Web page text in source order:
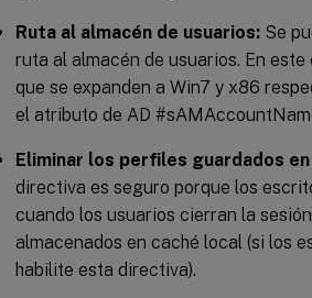
Ruta al almacén de usuarios: Se
ruta al almacén de usuarios. En
que se expanden a Win7 y x86
el atributo de AD
Eliminar los perfiles guardados
directiva es seguro porque los
cuando los usuarios cierran la
almacenados en caché local (si los
habilite esta directiva).